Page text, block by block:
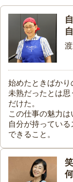
始めたときばかり
未熟だったとは
だけた。
この仕事の魅力
自分が持ってい
できること。